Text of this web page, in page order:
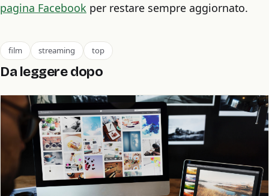
pagina Facebook per restare sempre aggiornato.
film streaming top
Da leggere dopo